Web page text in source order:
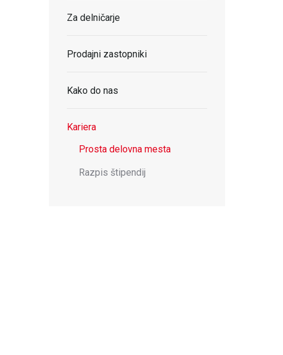
Za delničarje
Prodajni zastopniki
Kako do nas
Kariera
Prosta delovna mesta
Razpis štipendij